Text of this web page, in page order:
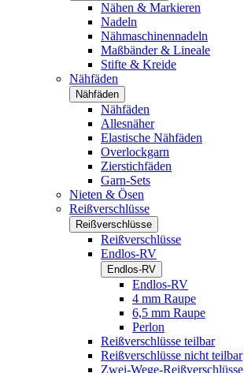
Nähen & Markieren
Nadeln
Nähmaschinennadeln
Maßbänder & Lineale
Stifte & Kreide
Nähfäden
Nähfäden
Nähfäden
Allesnäher
Elastische Nähfäden
Overlockgarn
Zierstichfäden
Garn-Sets
Nieten & Ösen
Reißverschlüsse
Reißverschlüsse
Reißverschlüsse
Endlos-RV
Endlos-RV
Endlos-RV
4 mm Raupe
6,5 mm Raupe
Perlon
Reißverschlüsse teilbar
Reißverschlüsse nicht teilbar
Zwei-Wege-Reißverschlüsse